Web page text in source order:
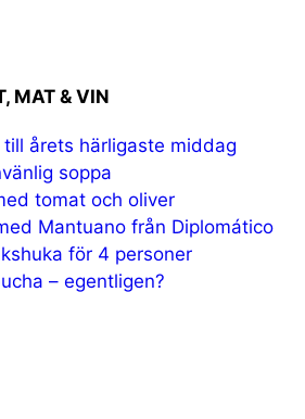
, MAT & VIN
årets härligaste middag
soppa
tomat och oliver
Mantuano från Diplomático
för 4 personer
– egentligen?